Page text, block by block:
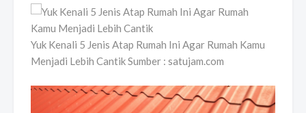
Yuk Kenali 5 Jenis Atap Rumah Ini Agar Rumah Kamu
Menjadi Lebih Cantik Sumber : satujam.com